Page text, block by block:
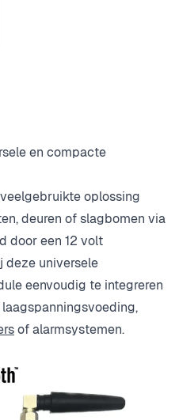
en compacte
oplossing
deuren of slagbomen via
door een 12 volt
deze universele
eenvoudig te integreren
of alarmsystemen.